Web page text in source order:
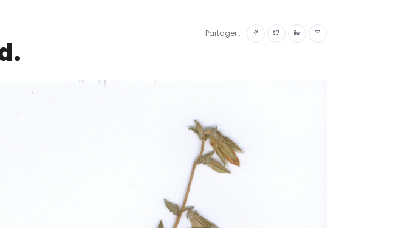
Partager :